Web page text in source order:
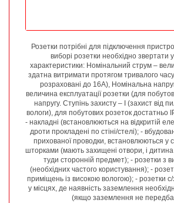
Розетки потрібні для підключення
виборі розетки необхідно звертати
характеристики: Номінальний струм –
здатна витримати протягом тривалого
розраховані до 16А), Номінальна
величина експлуатації розетки (для
напругу. Ступінь захисту – I (захист від
вологи), для побутових розеток достатньо
- накладні (встановлюються на відкритій
дроти прокладені по стіні/стелі); -
прихованої проводки, встановлюються у
шторками (мають захищені отвори, і
туди сторонній предмет); - розетки з
(необхідних частого користування); -
приміщень із високою вологою); - розетки
у місцях, де наявність заземлення
(якщо заземлення не